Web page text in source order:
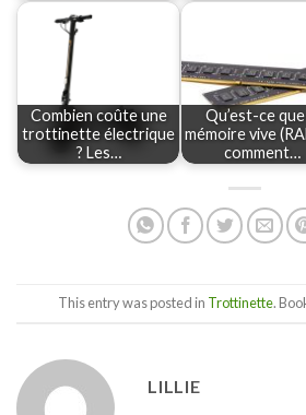
Combien coûte une
trottinette électrique
? Les…
Qu’est-ce que
mémoire vive
comment…
This entry was posted in Trottinette.
LILLIE